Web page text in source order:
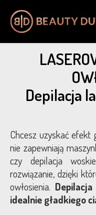
Zabiegi
Medycyna
Cennik
Promocje
Depilacja
Chcesz uzyskać efekt
nie zapewniają
czy depilacja
rozwiązanie, dzięki
owłosienia.
idealnie gładkiego